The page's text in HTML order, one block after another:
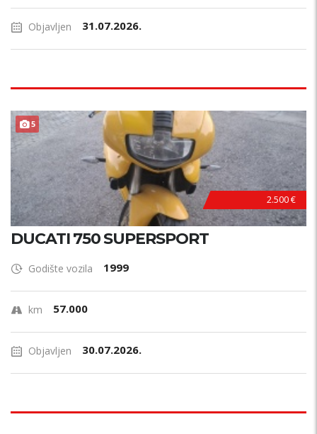
Objavljen 31.07.2026.
5
2.500 €
DUCATI 750 SUPERSPORT
Godište vozila 1999
km 57.000
Objavljen 30.07.2026.